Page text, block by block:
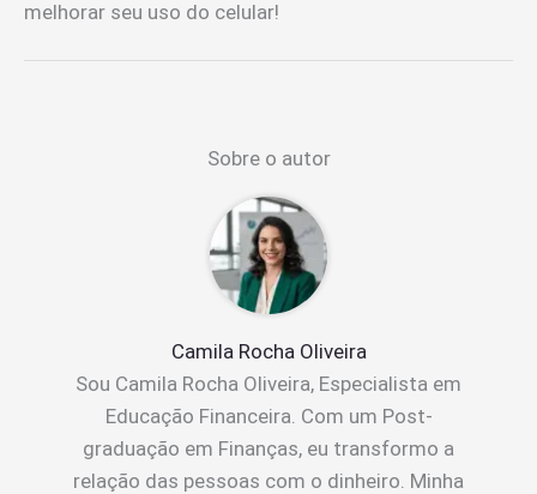
melhorar seu uso do celular!
Sobre o autor
Camila Rocha Oliveira
Sou Camila Rocha Oliveira, Especialista em
Educação Financeira. Com um Post-
graduação em Finanças, eu transformo a
relação das pessoas com o dinheiro. Minha